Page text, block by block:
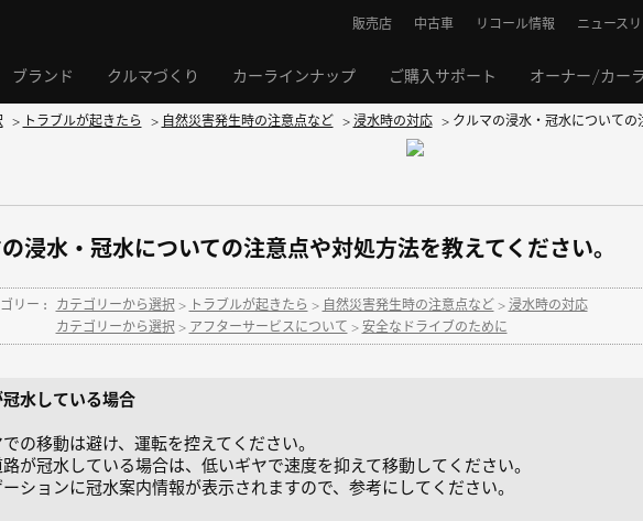
ブランド クルマづくり カーラインナップ ご購入サポート オーナー/カー
販売店 中古車 リコール情報 ニュース
> トラブルが起きたら > 自然災害発生時の注意点など > 浸水時の対応 > クルマの浸水・冠水についての
浸水・冠水についての注意点や対処方法を教えてください。
リー : カテゴリーから選択 > トラブルが起きたら > 自然災害発生時の注意点など > 浸水時の対応
カテゴリーから選択 > アフターサービスについて > 安全なドライブのために
冠水している場合
での移動は避け、運転を控えてください。
路が冠水している場合は、低いギヤで速度を抑えて移動してください。
ーションに冠水案内情報が表示されますので、参考にしてください。